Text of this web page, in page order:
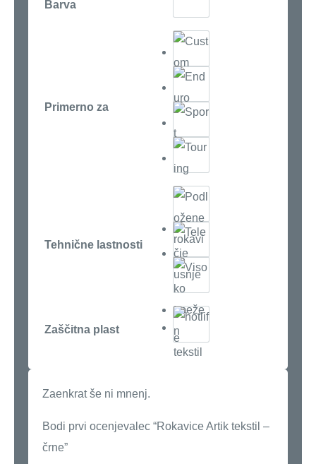
Barva
Primerno za
Tehnične lastnosti
Zaščitna plast
Zaenkrat še ni mnenj.
Bodi prvi ocenjevalec “Rokavice Artik tekstil –
črne”